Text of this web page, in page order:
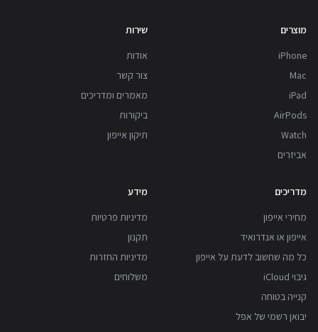
מוצרים
iPhone
Mac
iPad
AirPods
Watch
אביזרים
שירות
אודות
צור קשר
מאמרים ומדריכים
ביקורות
תיקון אייפון
מדריכים
מחירי אייפון
אייפון או אנדרואיד
כל מה שחשוב לדעת על אייפון
גיבוי iCloud
קנייה בטוחה
יבואן רשמי של אפל
מידע
מדיניות פרטיות
תקנון
מדיניות החזרות
משלוחים